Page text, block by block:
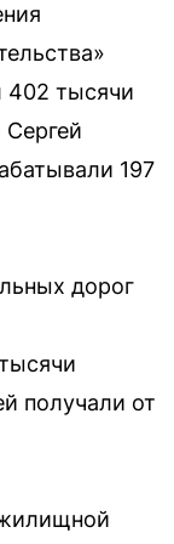
402 тысячи
Сергей
197
дорог
получали от
жилищной